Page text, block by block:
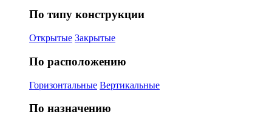
По типу конструкции
Открытые Закрытые
По расположению
Горизонтальные Вертикальные
По назначению